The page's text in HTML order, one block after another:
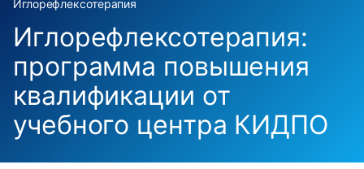
Иглорефлексотерапия
Иглорефлексотерапия:
программа повышения
квалификации от
учебного центра КИДПО